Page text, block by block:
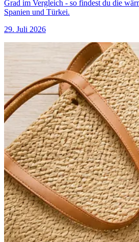
Grad im Vergleich - so findest du die
Spanien und Türkei.
29. Juli 2026